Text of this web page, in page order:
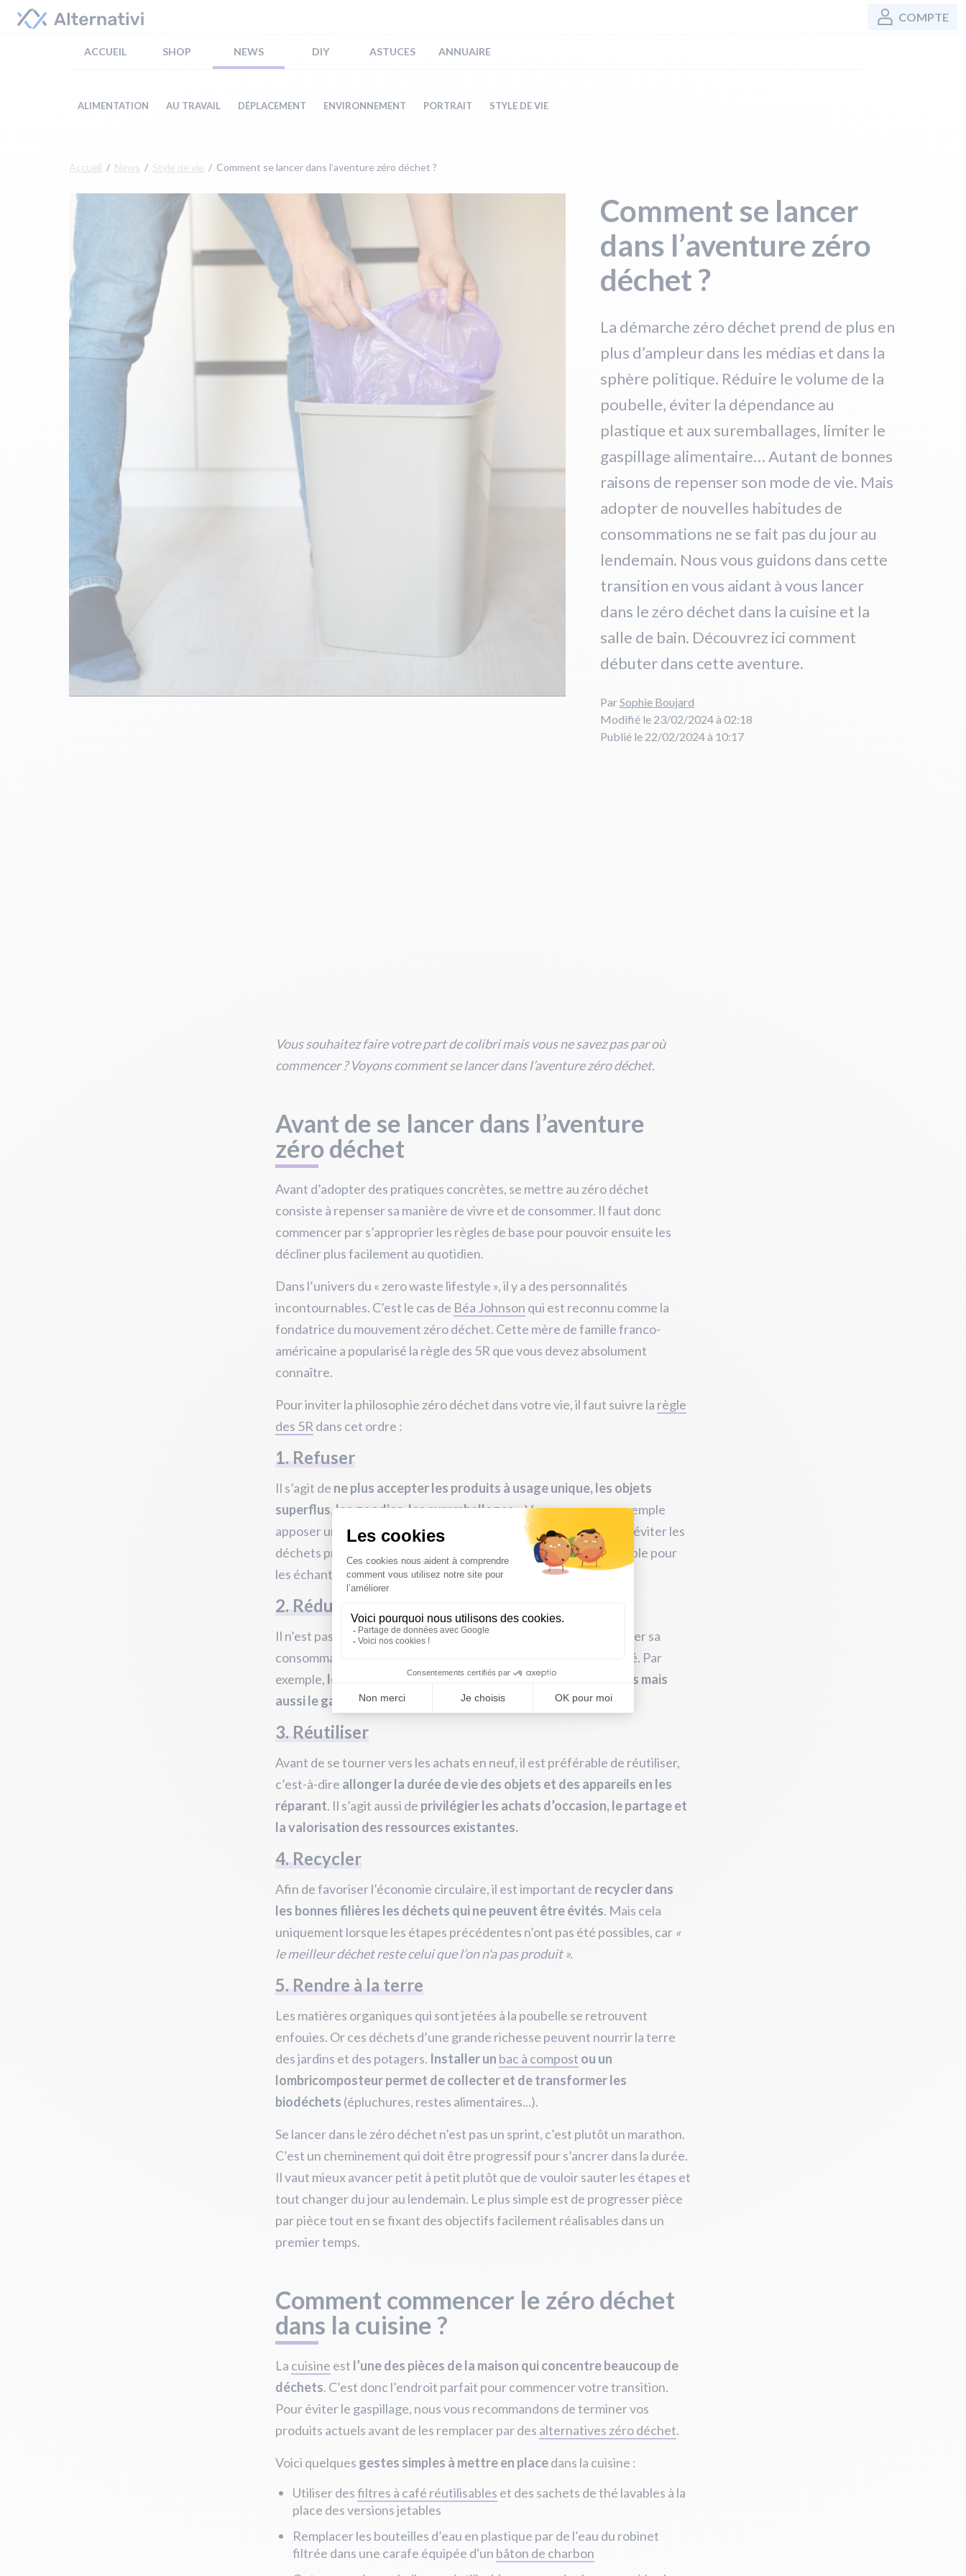
COMPTE
ACCUEIL SHOP NEWS DIY ASTUCES ANNUAIRE
ALIMENTATION AU TRAVAIL DÉPLACEMENT ENVIRONNEMENT PORTRAIT STYLE DE VIE
Accueil News Style de vie Comment se lancer dans l’aventure zéro déchet ?
Comment se lancer
dans l’aventure zéro
déchet ?
La démarche zéro déchet prend de plus en
plus d’ampleur dans les médias et dans la
sphère politique. Réduire le volume de la
poubelle, éviter la dépendance au
plastique et aux suremballages, limiter le
gaspillage alimentaire… Autant de bonnes
raisons de repenser son mode de vie. Mais
adopter de nouvelles habitudes de
consommations ne se fait pas du jour au
lendemain. Nous vous guidons dans cette
transition en vous aidant à vous lancer
dans le zéro déchet dans la cuisine et la
salle de bain. Découvrez ici comment
débuter dans cette aventure.
ParSophie Boujard
Modifié le 23/02/2024 à 02:18
Publié le 22/02/2024 à 10:17
Vous souhaitez faire votre part de colibri mais vous ne savez pas par où
commencer ? Voyons comment se lancer dans l’aventure zéro déchet.
Avant de se lancer dans l’aventure
zéro déchet
Avant d’adopter des pratiques concrètes, se mettre au zéro déchet
consiste à repenser sa manière de vivre et de consommer. Il faut donc
commencer par s’approprier les règles de base pour pouvoir ensuite les
décliner plus facilement au quotidien.
Dans l’univers du « zero waste lifestyle », il y a des personnalités
incontournables. C’est le cas de Béa Johnson qui est reconnu comme la
fondatrice du mouvement zéro déchet. Cette mère de famille franco-
américaine a popularisé la règle des 5R que vous devez absolument
connaître.
Pour inviter la philosophie zéro déchet dans votre vie, il faut suivre la règle
des 5R dans cet ordre :
1. Refuser
Il s’agit de ne plus accepter les produits à usage unique, les objets
superflus, les goodies, les suremballages... Vous pouvez par exemple
apposer un
autocollant stop pub
sur votre boîte aux lettres pour éviter les
déchets produits par les magazines publicitaires. C’est aussi valable pour
les échantillons gratuits.
2. Réduire
Il n’est pas toujours possible de refuser. Dans ce cas, il faut adapter sa
consommation à ses besoins en privilégiant la qualité à la quantité. Par
exemple, les achats en vrac permettent d’éviter les emballages mais
aussi le gaspillage en ajustant les doses
3. Réutiliser
Avant de se tourner vers les achats en neuf, il est préférable de réutiliser,
c’est-à-dire allonger la durée de vie des objets et des appareils en les
réparant. Il s’agit aussi de privilégier les achats d’occasion, le partage et
la valorisation des ressources existantes.
4. Recycler
Afin de favoriser l’économie circulaire, il est important de recycler dans
les bonnes filières les déchets qui ne peuvent être évités. Mais cela
uniquement lorsque les étapes précédentes n’ont pas été possibles, car «
le meilleur déchet reste celui que l’on n'a pas produit ».
5. Rendre à la terre
Les matières organiques qui sont jetées à la poubelle se retrouvent
enfouies. Or ces déchets d’une grande richesse peuvent nourrir la terre
des jardins et des potagers. Installer un bac à compost ou un
lombricomposteur permet de collecter et de transformer les
biodéchets (épluchures, restes alimentaires...).
Se lancer dans le zéro déchet n’est pas un sprint, c’est plutôt un marathon.
C’est un cheminement qui doit être progressif pour s’ancrer dans la durée.
Il vaut mieux avancer petit à petit plutôt que de vouloir sauter les étapes et
tout changer du jour au lendemain. Le plus simple est de progresser pièce
par pièce tout en se fixant des objectifs facilement réalisables dans un
premier temps.
Comment commencer le zéro déchet
dans la cuisine ?
La cuisine est l’une des pièces de la maison qui concentre beaucoup de
déchets. C’est donc l’endroit parfait pour commencer votre transition.
Pour éviter le gaspillage, nous vous recommandons de terminer vos
produits actuels avant de les remplacer par des alternatives zéro déchet.
Voici quelques gestes simples à mettre en placedans la cuisine :
Utiliser desfiltres à café réutilisables et des sachets de thé lavables à la
place des versions jetables
Remplacer les bouteilles d’eau en plastique par de l’eau du robinet
filtrée dans une carafe équipée d'un bâton de charbon